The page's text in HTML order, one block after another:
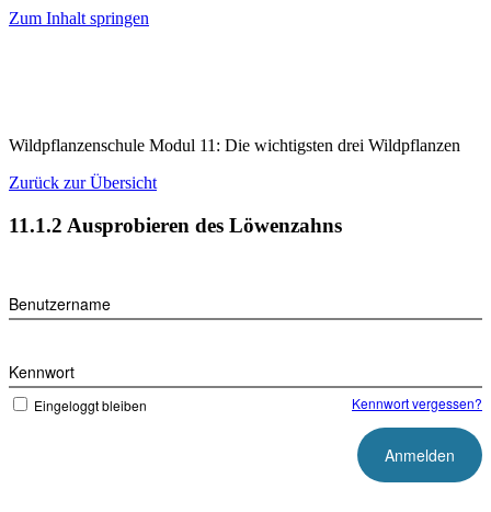
Zum Inhalt springen
Wildpflanzenschule Modul 11: Die wichtigsten drei Wildpflanzen
Zurück zur Übersicht
11.1.2 Ausprobieren des Löwenzahns
Benutzername
Kennwort
Eingeloggt bleiben Kennwort vergessen?